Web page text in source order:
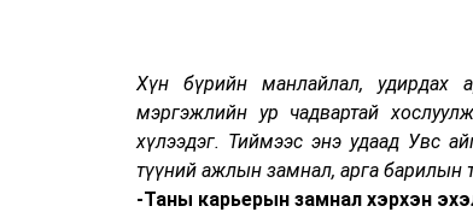
Хүн бүрийн манлайлал, удирдах
мэргэжлийн ур чадвартай
хүлээдэг. Тиймээс энэ удаад Увс
түүний ажлын замнал, арга барилын
-Таны карьерын замнал хэрхэн